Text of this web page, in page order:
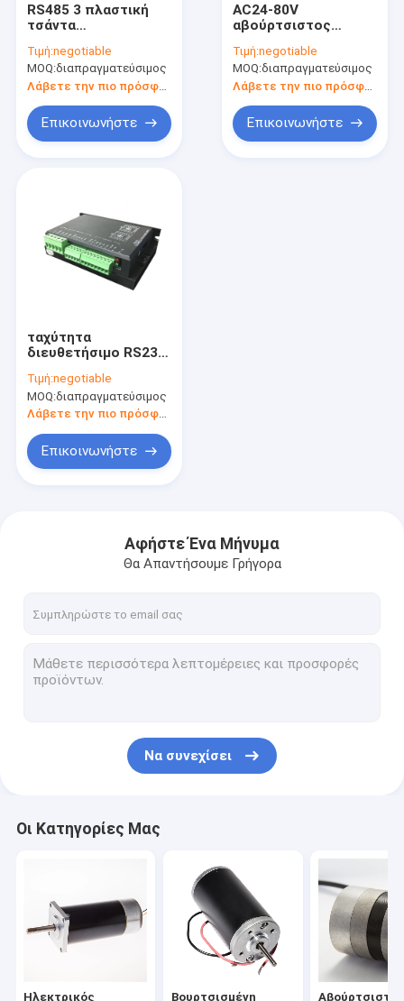
Γύρος εργοστασίων
Βουρτσισμένη ΣΥΝΕΧΗΣ μηχανή
Αβούρτσιστη ΣΥΝΕΧΗΣ μηχανή
RS485 3 πλαστική
τσάντα
ρεύματος 220V
οδηγών μηχανών
βημάτων φάσης που
κατασκευάζει
Stepper μηχανών τον
οδηγό
Τιμή:negotiable
MOQ:διαπραγματεύσιμος
Λάβετε την πιο πρόσφατη τιμή
Επικοινωνήστε
AC24-80V
αβούρτσιστος
μικροϋπολογιστών
οδηγός μηχανών
βημάτων φάσης για
Nema 34
Τιμή:negotiable
MOQ:διαπραγματεύσιμος
Επικοινωνήστε
ταχύτητα
διευθετήσιμο RS232
οδηγών μηχανών 48V
BLDC ΣΥΝΕΧΉΣ
Τιμή:negotiable
MOQ:διαπραγματεύσιμος
Λάβετε την πιο πρόσφατη τιμή
Επικοινωνήστε
Αφήστε Ένα Μήνυμα
Θα Απαντήσουμε Γρήγορα
Να συνεχίσει
Οι Κατηγορίες Μας
Ηλεκτρικός Βουρτσισμένη Αβούρτσιστη